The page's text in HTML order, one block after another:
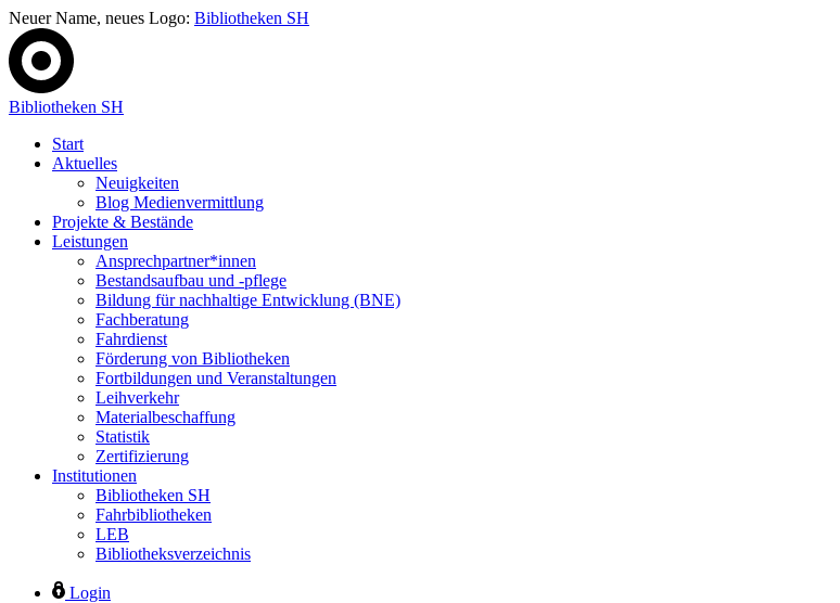
Neuer Name, neues Logo: Bibliotheken SH
Bibliotheken SH
Start
Aktuelles
Neuigkeiten
Blog Medienvermittlung
Projekte & Bestände
Leistungen
Ansprechpartner*innen
Bestandsaufbau und -pflege
Bildung für nachhaltige Entwicklung (BNE)
Fachberatung
Fahrdienst
Förderung von Bibliotheken
Fortbildungen und Veranstaltungen
Leihverkehr
Materialbeschaffung
Statistik
Zertifizierung
Institutionen
Bibliotheken SH
Fahrbibliotheken
LEB
Bibliotheksverzeichnis
Login